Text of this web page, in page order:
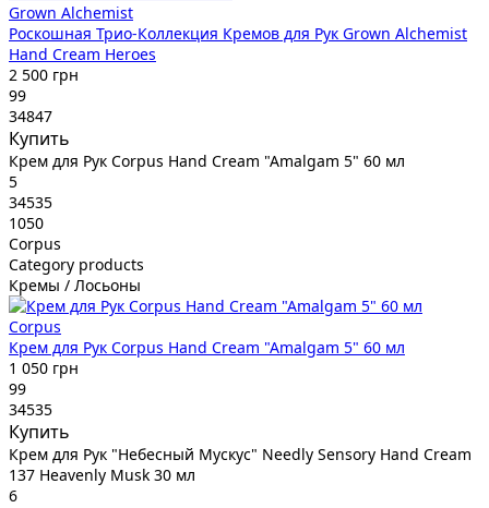
Grown Alchemist
Роскошная Трио-Коллекция Кремов для Рук Grown Alchemist
Hand Cream Heroes
2 500 грн
99
34847
Купить
Крем для Рук Corpus Hand Cream "Amalgam 5" 60 мл
5
34535
1050
Corpus
Category products
Кремы / Лосьоны
Corpus
Крем для Рук Corpus Hand Cream "Amalgam 5" 60 мл
1 050 грн
99
34535
Купить
Крем для Рук "Небесный Мускус" Needly Sensory Hand Cream
137 Heavenly Musk 30 мл
6